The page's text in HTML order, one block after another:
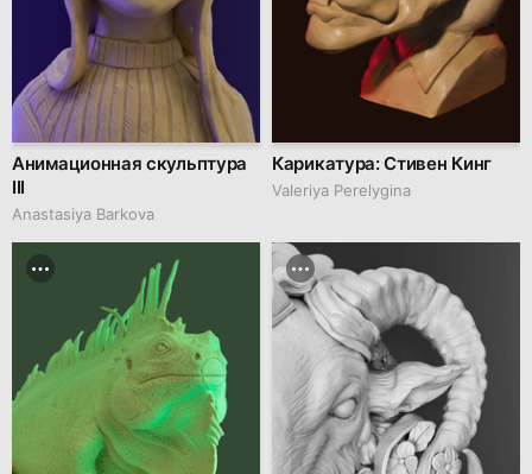
Анимационная скульптура
III
Anastasiya Barkova
Карикатура: Стивен Кинг
Valeriya Perelygina